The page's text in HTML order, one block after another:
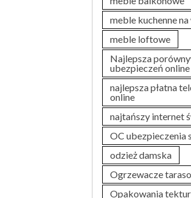
meble kuchenne
meble loftowe
Najlepsza
ubezpieczeń online
najlepsza płatna
online
najtańszy internet
OC ubezpieczenia
odzież damska
Ogrzewacze
Opakowania